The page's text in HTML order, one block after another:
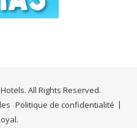
All Rights Reserved.
Politique de confidentialité
.